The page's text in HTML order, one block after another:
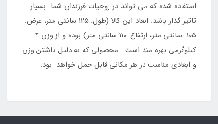
استفاده شده که می تواند در روحیات فرزندان شما بسیار
تاثیر گذار باشد. ابعاد این کالا (طول: 125 سانتی متر، عرض:
105 سانتی متر، ارتفاع: 110 سانتی متر) بوده و از وزن 4
کیلوگرمی بهره مند است. محصولی که به دلیل داشتن وزن
و ابعادی مناسب در هر مکانی قابل حمل خواهد بود.